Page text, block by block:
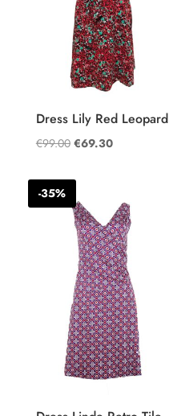
Dress Lily Red Leopard
€99.00 Oorspronkelijke
was:
€99.00.
€69.30Huidige
€69.30.
-35%